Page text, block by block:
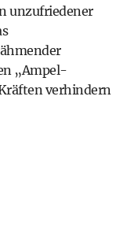
unzufriedener
„Ampel-
verhindern